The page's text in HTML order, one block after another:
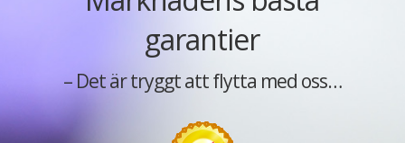
garantier
– Det är tryggt att flytta med oss…